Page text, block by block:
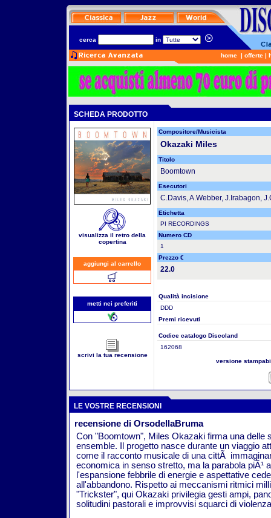
cerca in
home | offerte |
SCHEDA PRODOTTO
visualizza il retro della
copertina
aggiungi al carrello
metti nei preferiti
scrivi la tua recensione
Compositore/Musicista
Okazaki Miles
Titolo
Boomtown
Esecutori
C.Davis, A.Webber, J.Irabagon,
Etichetta
PI RECORDINGS
Numero CD
1
Prezzo €
22.0
Qualità incisione
DDD
Premi ricevuti
Codice catalogo Discoland
162068
versione
LE VOSTRE RECENSIONI
recensione di OrsodellaBruma
Con "Boomtown", Miles Okazaki firma una delle
ensemble. Il progetto nasce durante un viaggio
come il racconto musicale di una cittÃ
economica in senso stretto, ma la parabola piÃ¹
l'espansione febbrile di energie e aspettative
all'abbandono. Rispetto ai meccanismi ritmici
"Trickster", qui Okazaki privilegia gesti ampi,
solitudini pastorali e improvvisi squarci di